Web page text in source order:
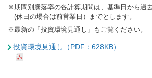
※期間別騰落率の各計算期間は、基準日から過
(休日の場合は前営業日）までとします。
※最新の「投資環境見通し」もご覧ください。
投資環境見通し（PDF：628KB）